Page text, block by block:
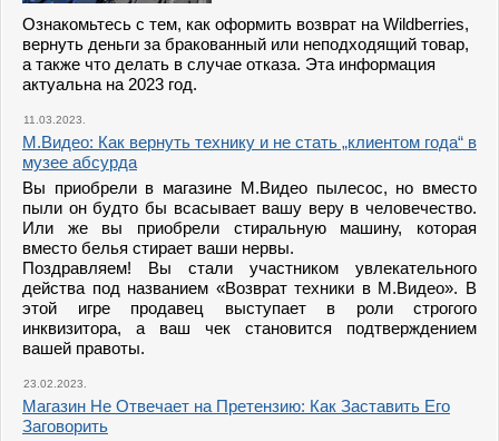
Ознакомьтесь с тем, как оформить возврат на Wildberries,
вернуть деньги за бракованный или неподходящий товар,
а также что делать в случае отказа. Эта информация
актуальна на 2023 год.
11.03.2023.
М.Видео: Как вернуть технику и не стать „клиентом года“ в
музее абсурда
Вы приобрели в магазине М.Видео пылесос, но вместо
пыли он будто бы всасывает вашу веру в человечество.
Или же вы приобрели стиральную машину, которая
вместо белья стирает ваши нервы.
Поздравляем! Вы стали участником увлекательного
действа под названием «Возврат техники в М.Видео». В
этой игре продавец выступает в роли строгого
инквизитора, а ваш чек становится подтверждением
вашей правоты.
23.02.2023.
Магазин Не Отвечает на Претензию: Как Заставить Его
Заговорить